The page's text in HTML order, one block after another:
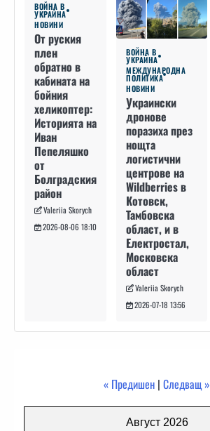
ВОЙНА В
УКРАЙНА
НОВИНИ
От руския
плен
обратно в
кабината на
бойния
хеликоптер:
Историята на
Иван
Пепеляшко
от
Болградския
район
Valeriia Skorych
2026-08-06 18:10
ВОЙНА В
УКРАЙНА
МЕЖДУНАРОДНА
ПОЛИТИКА
НОВИНИ
Украински
дронове
поразиха през
нощта
логистични
центрове на
Wildberries в
Котовск,
Тамбовска
област, и в
Електростал,
Московска
област
Valeriia Skorych
2026-07-18 13:56
« Предишен | Следващ »
Август 2026